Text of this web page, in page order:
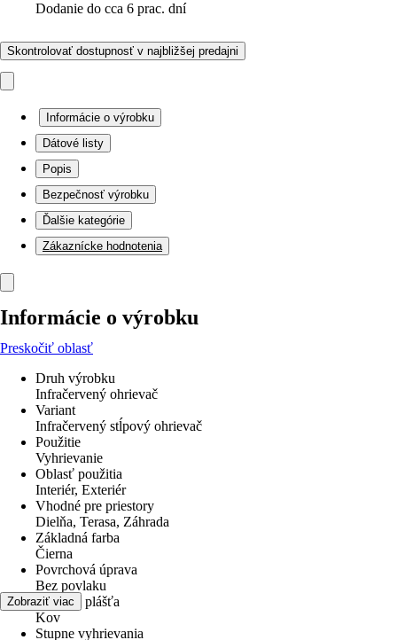
Dodanie do cca 6 prac. dní
Skontrolovať dostupnosť v najbližšej predajni
Informácie o výrobku
Dátové listy
Popis
Bezpečnosť výrobku
Ďalšie kategórie
Zákaznícke hodnotenia
Informácie o výrobku
Preskočiť oblasť
Druh výrobku
Infračervený ohrievač
Variant
Infračervený stĺpový ohrievač
Použitie
Vyhrievanie
Oblasť použitia
Interiér, Exteriér
Vhodné pre priestory
Dielňa, Terasa, Záhrada
Základná farba
Čierna
Povrchová úprava
Bez povlaku
Materiál plášťa
Kov
Stupne vyhrievania
Zobraziť viac